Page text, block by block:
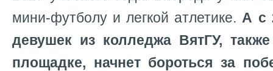
мини-футболу и легкой атлетике. А с
девушек из колледжа ВятГУ,
площадке, начнет бороться за